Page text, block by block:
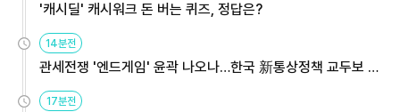
'캐시딜' 캐시워크 돈 버는 퀴즈, 정답은?
14분전
관세전쟁 '엔드게임' 윤곽 나오나…한국 新통상정책 교두보 활
용해야
17분전